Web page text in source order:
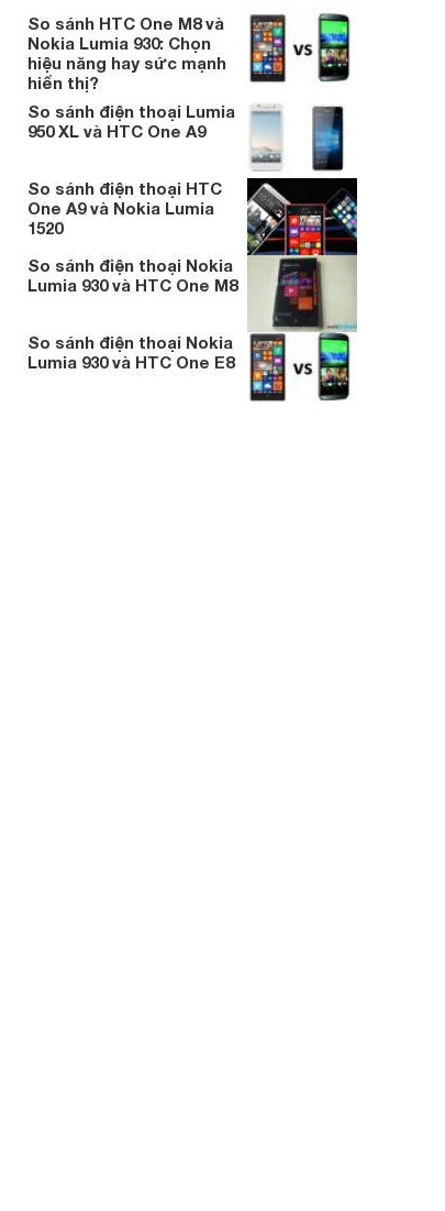
So sánh HTC One M8 và
Nokia Lumia 930: Chọn
hiệu năng hay sức mạnh
hiển thị?
So sánh điện thoại Lumia
950 XL và HTC One A9
So sánh điện thoại HTC
One A9 và Nokia Lumia
1520
So sánh điện thoại Nokia
Lumia 930 và HTC One M8
So sánh điện thoại Nokia
Lumia 930 và HTC One E8